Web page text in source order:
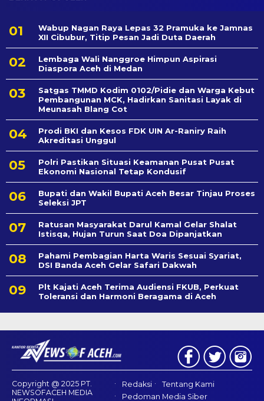
Wabup Nagan Raya Lepas 32 Pramuka ke Jamnas
XII Cibubur, Titip Pesan Jadi Duta Daerah
Lembaga Wali Nanggroe Himpun Aspirasi
Diaspora Aceh di Medan
Satgas TMMD Kodim 0102/Pidie dan Warga Kebut
Pembangunan MCK, Hadirkan Sanitasi Layak di
Meunasah Blang Cot
Prodi BKI dan Kesos FDK UIN Ar-Raniry Raih
Akreditasi Unggul
Polri Pastikan Situasi Keamanan Pusat Pusat
Ekonomi Nasional Tetap Kondusif
Bupati dan Wakil Bupati Aceh Besar Tinjau Proses
Seleksi JPT
Ratusan Masyarakat Darul Kamal Gelar Shalat
Istisqa, Hujan Turun Saat Doa Dipanjatkan
Pahami Pembagian Harta Waris Sesuai Syariat,
DSI Banda Aceh Gelar Safari Dakwah
Plt Kajati Aceh Terima Audiensi FKUB, Perkuat
Toleransi dan Harmoni Beragama di Aceh
Copyright @ 2025 PT.
NEWSOFACEH MEDIA
Redaksi
Tentang Kami
Pedoman Media Siber